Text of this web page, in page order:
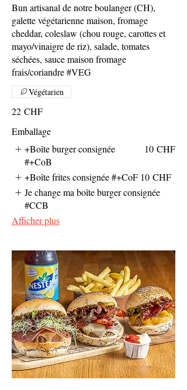
Bun artisanal de notre boulanger (CH),
galette végétarienne maison, fromage
cheddar, coleslaw (chou rouge, carottes et
mayo/vinaigre de riz), salade, tomates
séchées, sauce maison fromage
frais/coriandre #VEG
22 CHF
Végétarien
Emballage
+Boîte burger consignée
#+CoB
10 CHF
+Boîte frites consignée #+CoF 10 CHF
Je change ma boîte burger consignée
#CCB
Afficher plus